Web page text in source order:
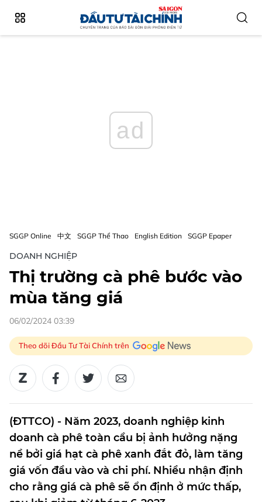
ad
SGGP Online 中文 SGGP Thể Thao English Edition SGGP Epaper
DOANH NGHIỆP
Thị trường cà phê bước vào
mùa tăng giá
06/02/2024 03:39
Theo dõi Đầu Tư Tài Chính trên
(ĐTTCO) - Năm 2023, doanh nghiệp kinh
doanh cà phê toàn cầu bị ảnh hưởng nặng
nề bởi giá hạt cà phê xanh đắt đỏ, làm tăng
giá vốn đầu vào và chi phí. Nhiều nhận định
cho rằng giá cà phê sẽ ổn định ở mức thấp,